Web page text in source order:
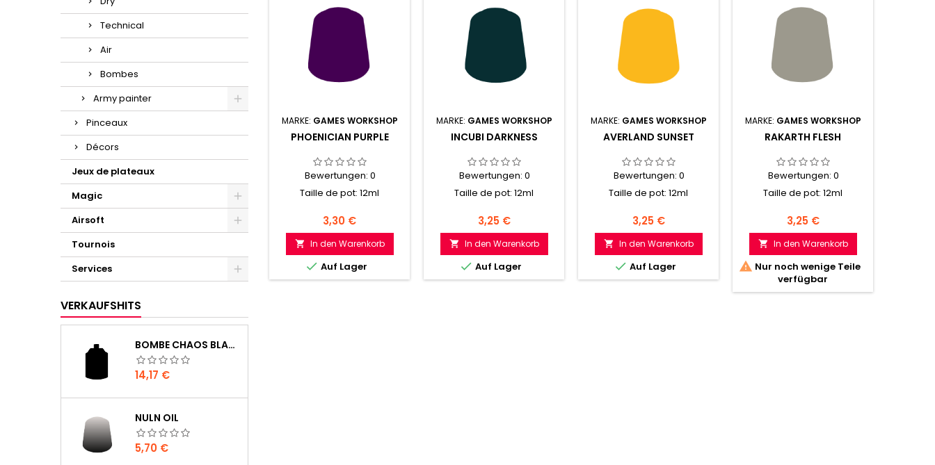
Technical
Air
Bombes
Army painter
Pinceaux
Décors
Jeux de plateaux
Magic
Airsoft
Tournois
Services
VERKAUFSHITS
BOMBE CHAOS BLACK
Preis
14,17 €
NULN OIL
Preis
5,70 €
MARKE: GAMES WORKSHOP
PHOENICIAN PURPLE
Bewertungen: 0
Taille de pot: 12ml
Preis
3,30 €
 In den Warenkorb
 Auf Lager
MARKE: GAMES WORKSHOP
INCUBI DARKNESS
Bewertungen: 0
Taille de pot: 12ml
Preis
3,25 €
 In den Warenkorb
 Auf Lager
MARKE: GAMES WORKSHOP
AVERLAND SUNSET
Bewertungen: 0
Taille de pot: 12ml
Preis
3,25 €
 In den Warenkorb
 Auf Lager
MARKE: GAMES WORKSHOP
RAKARTH FLESH
Bewertungen: 0
Taille de pot: 12ml
Preis
3,25 €
 In den Warenkorb
 Nur noch wenige Teile
verfügbar